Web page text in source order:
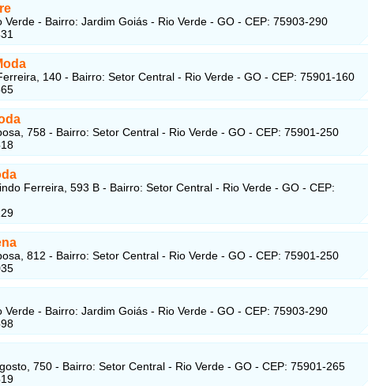
Verde - Bairro: Jardim Goiás - Rio Verde - GO - CEP: 75903-290
140 - Bairro: Setor Central - Rio Verde - GO - CEP: 75901-160
758 - Bairro: Setor Central - Rio Verde - GO - CEP: 75901-250
Ferreira, 593 B - Bairro: Setor Central - Rio Verde - GO - CEP:
812 - Bairro: Setor Central - Rio Verde - GO - CEP: 75901-250
Verde - Bairro: Jardim Goiás - Rio Verde - GO - CEP: 75903-290
750 - Bairro: Setor Central - Rio Verde - GO - CEP: 75901-265